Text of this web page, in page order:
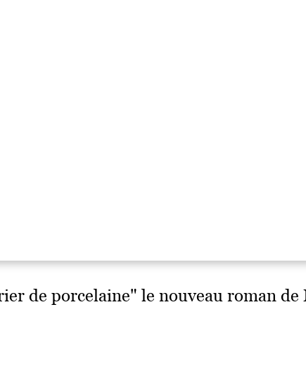
de porcelaine" le nouveau roman